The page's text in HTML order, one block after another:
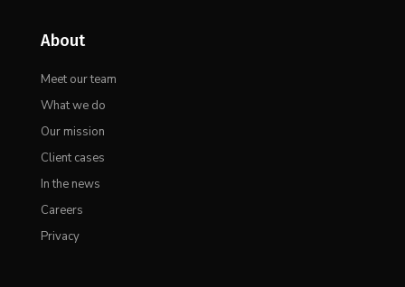
About
Meet our team
What we do
Our mission
Client cases
In the news
Careers
Privacy